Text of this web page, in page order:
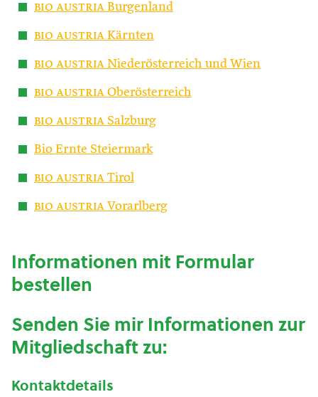
bio austria Burgenland
bio austria Kärnten
bio austria Niederösterreich und Wien
bio austria Oberösterreich
bio austria Salzburg
Bio Ernte Steiermark
bio austria Tirol
bio austria Vorarlberg
Informationen mit Formular
bestellen
Senden Sie mir Informationen zur
Mitgliedschaft zu:
Kontaktdetails